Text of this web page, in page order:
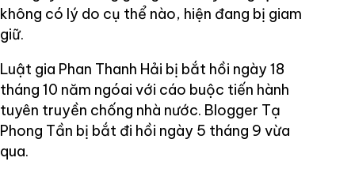
không có lý do cụ thể nào, hiện đang bị giam
giữ.
Luật gia Phan Thanh Hải bị bắt hồi ngày 18
tháng 10 năm ngóai với cáo buộc tiến hành
tuyên truyền chống nhà nước. Blogger Tạ
Phong Tần bị bắt đi hồi ngày 5 tháng 9 vừa
qua.